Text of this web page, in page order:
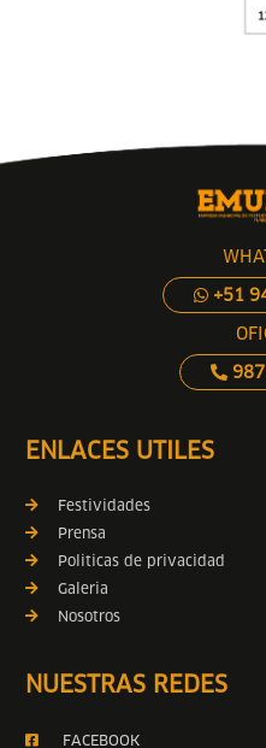
+51
ENLACES UTILES
Festividades
Prensa
Politicas de privacidad
Galeria
Nosotros
NUESTRAS REDES
FACEBOOK